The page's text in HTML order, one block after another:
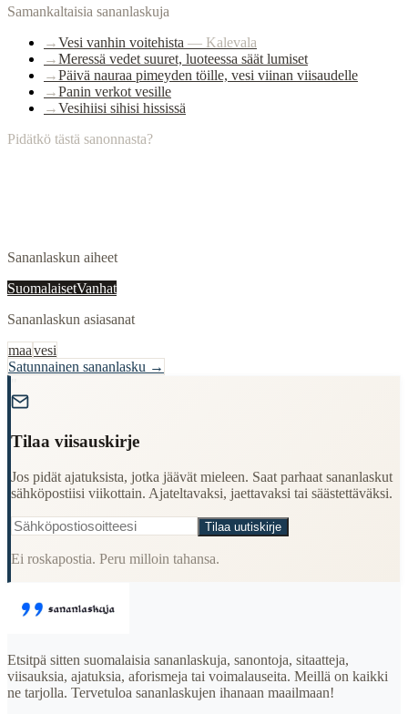
Samankaltaisia sananlaskuja
→Vesi vanhin voitehista — Kalevala
→Meressä vedet suuret, luoteessa säät lumiset
→Päivä nauraa pimeyden töille, vesi viinan viisaudelle
→Panin verkot vesille
→Vesihiisi sihisi hississä
Pidätkö tästä sanonnasta?
Sananlaskun aiheet
SuomalaisetVanhat
Sananlaskun asiasanat
maavesi
Satunnainen sananlasku →
Tilaa viisauskirje
Jos pidät ajatuksista, jotka jäävät mieleen. Saat parhaat sananlaskut
sähköpostiisi viikottain. Ajateltavaksi, jaettavaksi tai säästettäväksi.
Tilaa uutiskirje
Ei roskapostia. Peru milloin tahansa.
Etsitpä sitten suomalaisia sananlaskuja, sanontoja, sitaatteja,
viisauksia, ajatuksia, aforismeja tai voimalauseita. Meillä on kaikki
ne tarjolla. Tervetuloa sananlaskujen ihanaan maailmaan!